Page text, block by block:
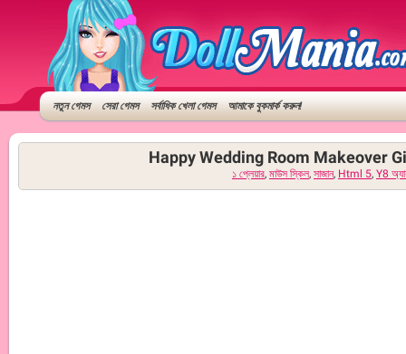
নতুন গেমস সেরা গেমস সর্বাধিক খেলা গেমস আমাকে বুকমার্ক করুন!
Happy Wedding Room Makeover
১ প্লেয়ার, মাউস স্কিল, সাজান, Html 5, Y8